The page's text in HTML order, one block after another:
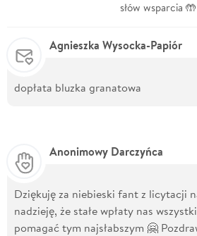
słów wsparcia 🤲
Agnieszka Wysocka-Papiór
dopłata bluzka granatowa
Anonimowy Darczyńca
Dziękuję za niebieski fant z licytacji
nadzieję, że stałe wpłaty nas
pomagać tym najsłabszym 🤗